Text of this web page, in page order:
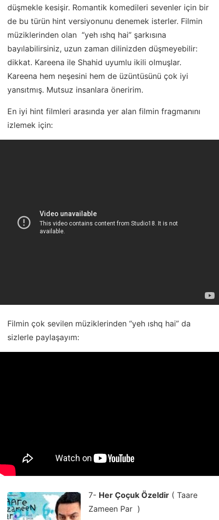
düşmekle kesişir. Romantik komedileri sevenler için bir
de bu türün hint versiyonunu denemek isterler. Filmin
müziklerinden olan “yeh ıshq hai” şarkısına
bayılabilirsiniz, uzun zaman dilinizden düşmeyebilir:
dikkat. Kareena ile Shahid uyumlu ikili olmuşlar.
Kareena hem neşesini hem de üzüntüsünü çok iyi
yansıtmış. Mutsuz insanlara öneririm.
En iyi hint filmleri arasında yer alan filmin fragmanını
izlemek için:
Filmin çok sevilen müziklerinden “yeh ıshq hai” da
sizlerle paylaşayım:
7- Her Çoçuk Özeldir ( Taare
Zameen Par )